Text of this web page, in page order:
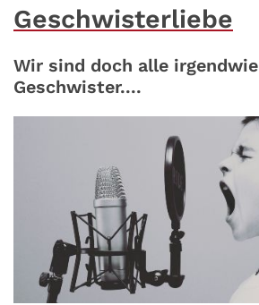
Geschwisterliebe
Wir sind doch alle irgendwie
Geschwister....